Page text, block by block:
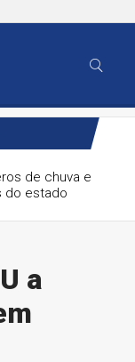
de chuva e
do estado
a